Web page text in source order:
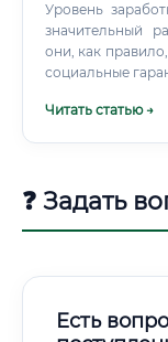
технологического
концентрации рабочих мест:
от новичка до
ЦБП существенно
Уровень
значительный
они, как
социальные
Читать статью →
❓ Задать
Есть